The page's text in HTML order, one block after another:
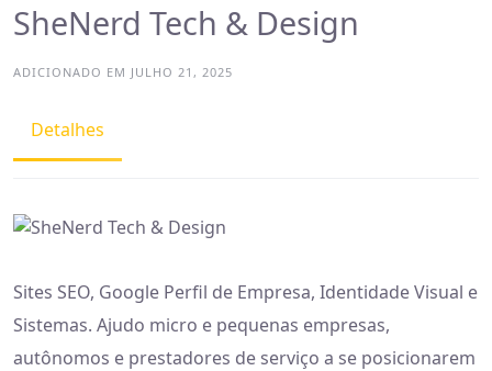
SheNerd Tech & Design
ADICIONADO EM JULHO 21, 2025
Detalhes
Sites SEO, Google Perfil de Empresa, Identidade Visual e
Sistemas. Ajudo micro e pequenas empresas,
autônomos e prestadores de serviço a se posicionarem